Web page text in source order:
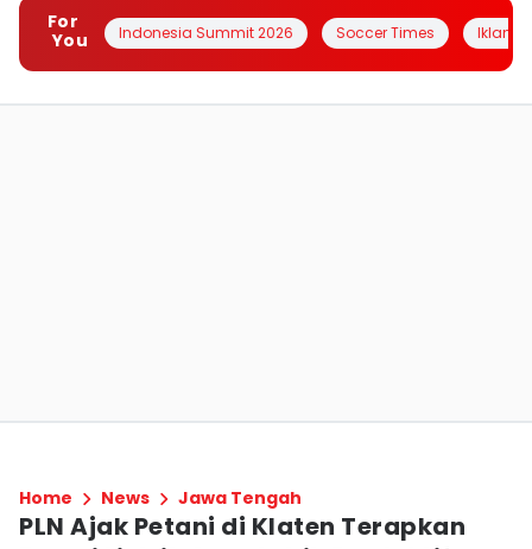
For
You
Indonesia Summit 2026 Soccer Times Iklanin
Home News Jawa Tengah
PLN Ajak Petani di Klaten Terapkan